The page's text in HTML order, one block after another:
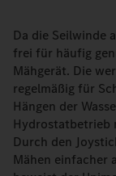
Da die Seilwinde
frei für häufig
Mähgerät. Die
regelmäßig für
Hängen der
Hydrostatbetrieb
Durch den
Mähen einfacher